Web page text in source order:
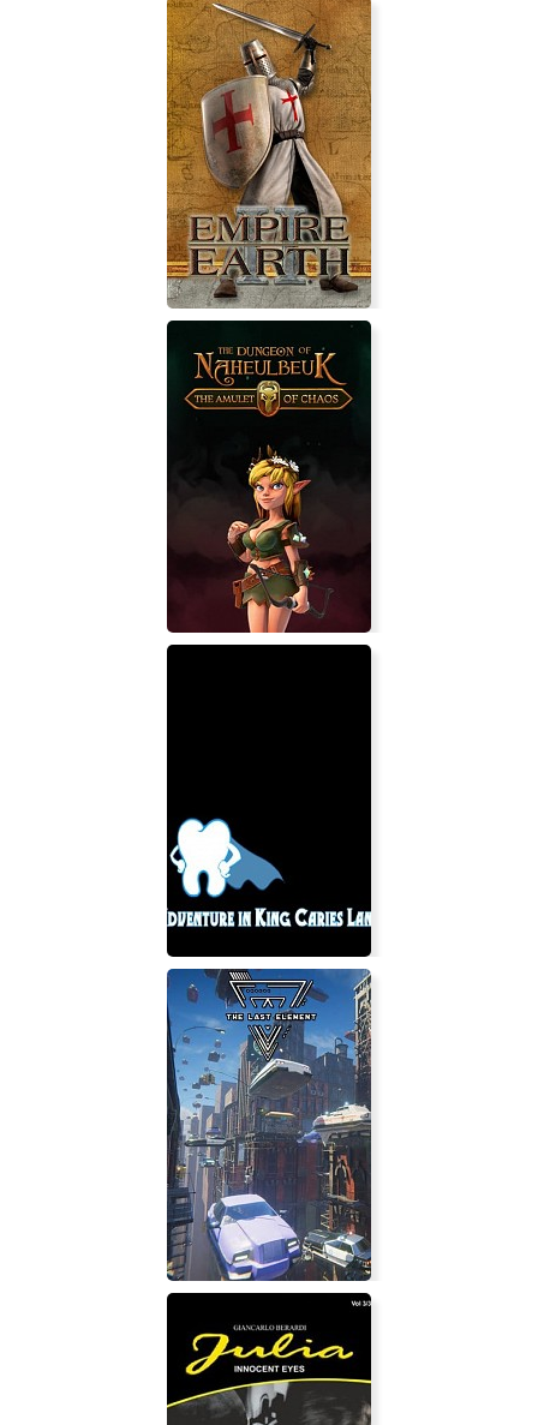
Tribe: Primitive Builder
Empire Earth 2
Amulet Of Chaos
Adventure in King Caries Land